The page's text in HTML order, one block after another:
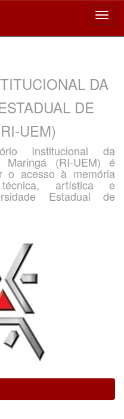
DA
DE
UEM)
Institucional da
Maringá (RI-UEM) é
o acesso à memória
técnica, artística e
Estadual de